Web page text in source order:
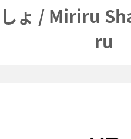
しょ / Miriru
ru